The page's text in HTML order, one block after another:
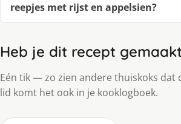
reepjes met rijst en appelsien?
Heb je dit recept
Eén tik — zo zien andere thuiskoks dat
lid komt het ook in je kooklogboek.